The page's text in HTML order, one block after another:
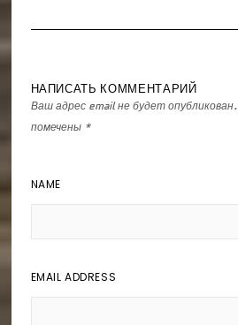
НАПИСАТЬ КОММЕНТАРИЙ
Ваш адрес email не будет опубликован.
помечены *
NAME
EMAIL ADDRESS